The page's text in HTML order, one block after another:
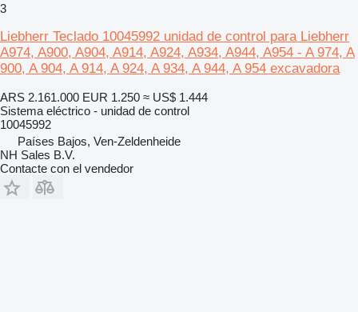
3
Liebherr Teclado 10045992 unidad de control para Liebherr
A974, A900, A904, A914, A924, A934, A944, A954 - A 974, A
900, A 904, A 914, A 924, A 934, A 944, A 954 excavadora
ARS 2.161.000 EUR 1.250 ≈ US$ 1.444
Sistema eléctrico - unidad de control
10045992
Países Bajos, Ven-Zeldenheide
NH Sales B.V.
Contacte con el vendedor